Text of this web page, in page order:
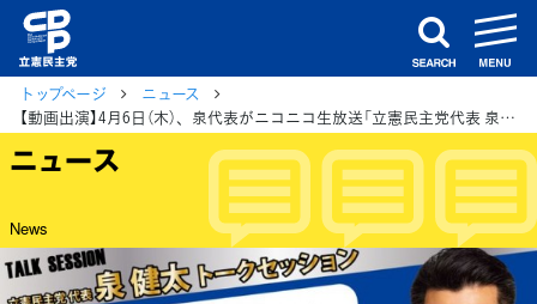
search
トップページ
ニュース
【動画出演】4月6日（木）、泉代表がニコニコ生放送「立憲民主党代表 泉健太トークセッション」に生出演
ニュース
News